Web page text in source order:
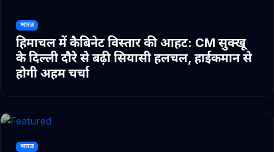
भारत
हिमाचल में कैबिनेट विस्तार की आहट: CM सुक्खू
के दिल्ली दौरे से बढ़ी सियासी हलचल, हाईकमान से
होगी अहम चर्चा
भारत